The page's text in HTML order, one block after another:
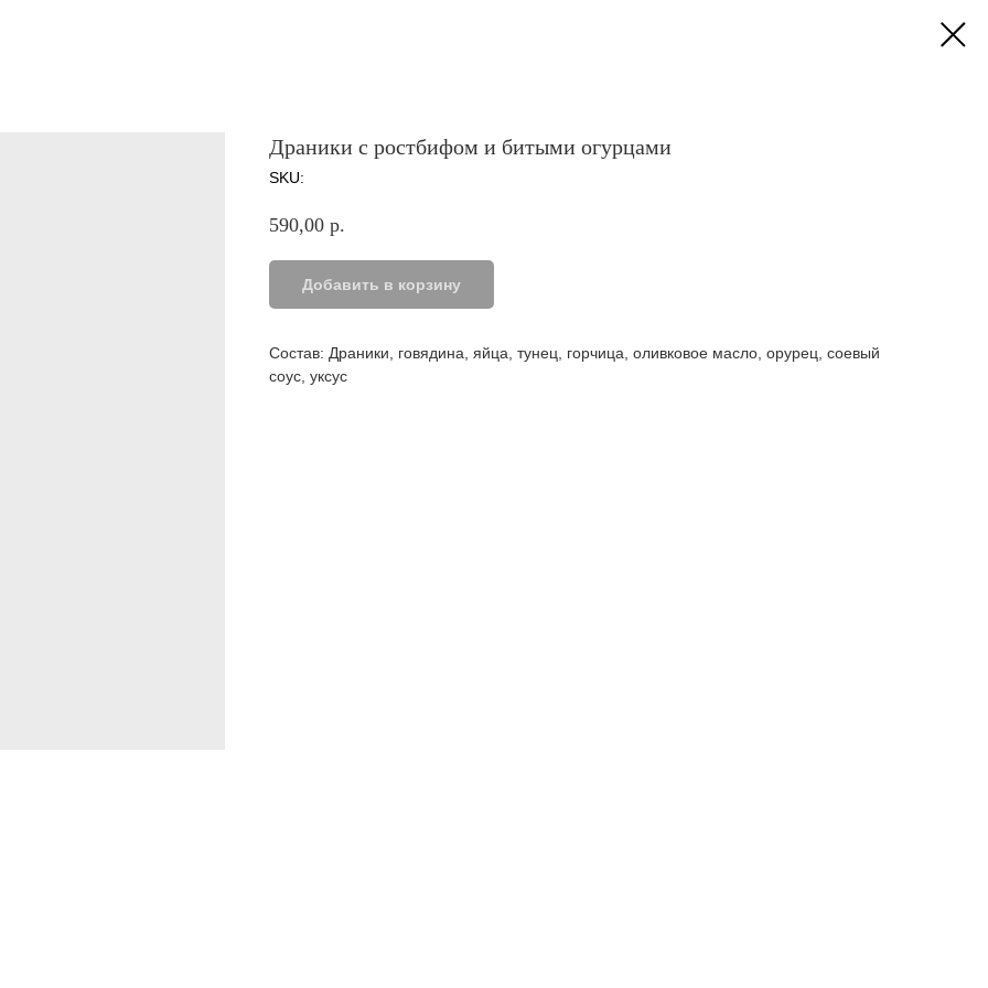
Драники с ростбифом и битыми огурцами
SKU:
590,00 р.
Добавить в корзину
Состав: Драники, говядина, яйца, тунец, горчица, оливковое масло, орурец, соевый
соус, уксус